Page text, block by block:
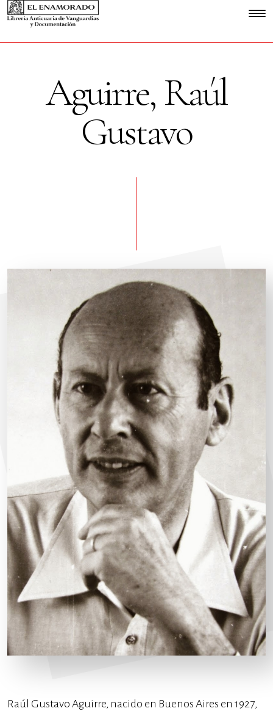
Aguirre, Raúl
Gustavo
Raúl Gustavo Aguirre, nacido en Buenos Aires en 1927,